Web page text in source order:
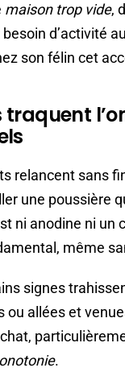
maison trop vide,
d’activité
son félin cet
relancent sans
une poussière
ni anodine ni un
même
signes
ou allées et
.